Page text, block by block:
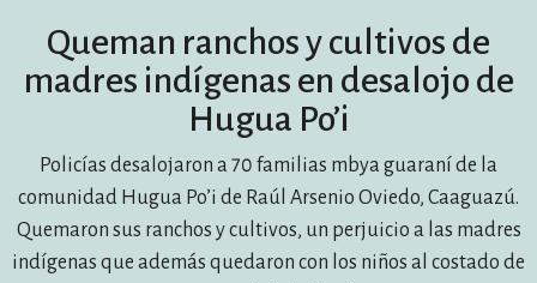
Queman ranchos y cultivos de
madres indígenas en desalojo de
Hugua Po’i
Policías desalojaron a 70 familias mbya guaraní de la
comunidad Hugua Po’i de Raúl Arsenio Oviedo, Caaguazú.
Quemaron sus ranchos y cultivos, un perjuicio a las madres
indígenas que además quedaron con los niños al costado de